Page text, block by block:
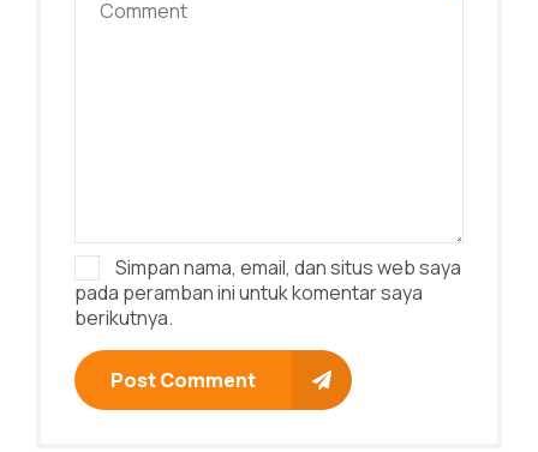
Simpan nama, email, dan situs web saya
pada peramban ini untuk komentar saya
berikutnya.
Post Comment